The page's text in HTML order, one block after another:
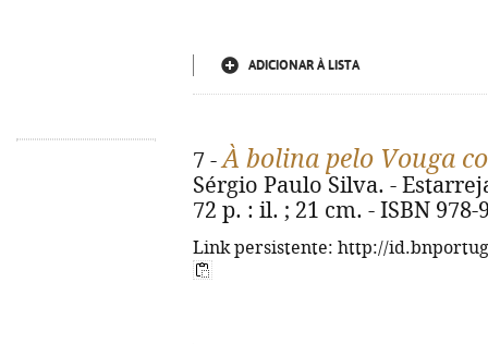
ADICIONAR À LISTA
7 -À bolina pelo Vouga
Sérgio Paulo Silva. -
72 p. : il. ; 21 cm. - ISBN 978-
Link persistente: http://